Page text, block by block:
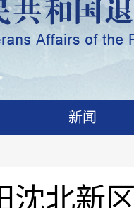
新闻
沈北新